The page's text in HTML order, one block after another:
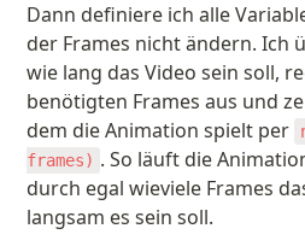
Dann definiere ich alle
der Frames nicht ändern. Ich
wie lang das Video sein soll,
benötigten Frames aus und
dem die Animation spielt per
frames) . So läuft die
durch egal wieviele Frames
langsam es sein soll.